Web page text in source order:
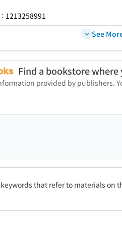
1213258991
See
Find a bookstore
provided by publishers.
that refer to materials on